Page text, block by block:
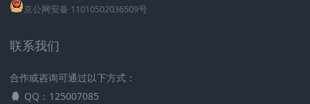
京公网安备 11010502036509号
联系我们
合作或咨询可通过以下方式：
QQ：125007085